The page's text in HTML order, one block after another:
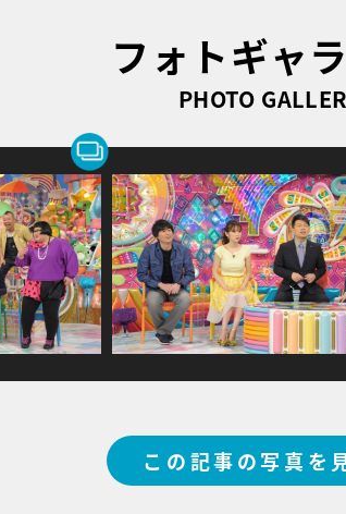
フォトギャ
PHOTO
この記事の写真を